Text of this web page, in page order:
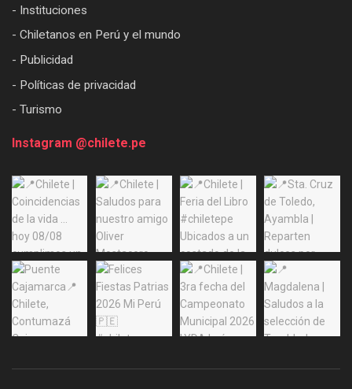
- Instituciones
- Chiletanos en Perú y el mundo
- Publicidad
- Políticas de privacidad
- Turismo
Instagram @chilete.pe